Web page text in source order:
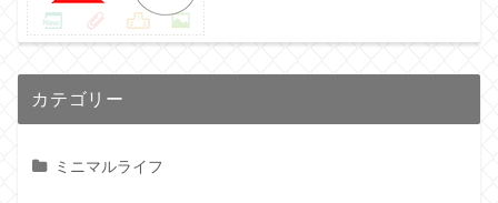
カテゴリー
ミニマルライフ